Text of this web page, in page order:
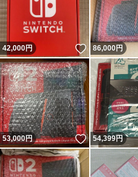
42,000円 いいね！
86,000円
53,000円 いいね！
54,399円